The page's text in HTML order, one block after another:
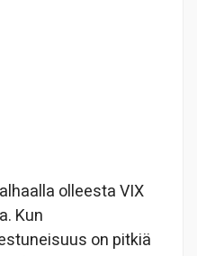
olleesta VIX
Kun
on pitkiä